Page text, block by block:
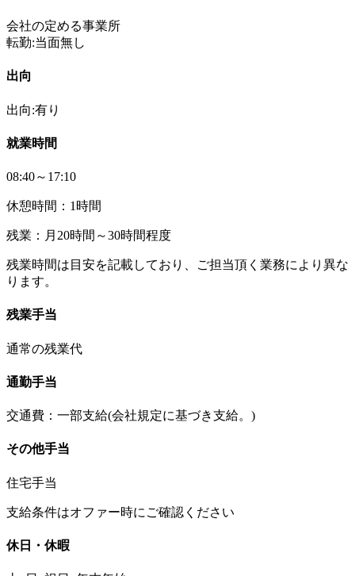
会社の定める事業所
転勤:当面無し
出向
出向:有り
就業時間
08:40～17:10
休憩時間：1時間
残業：月20時間～30時間程度
残業時間は目安を記載しており、ご担当頂く業務により異な
ります。
残業手当
通常の残業代
通勤手当
交通費：一部支給(会社規定に基づき支給。)
その他手当
住宅手当
支給条件はオファー時にご確認ください
休日・休暇